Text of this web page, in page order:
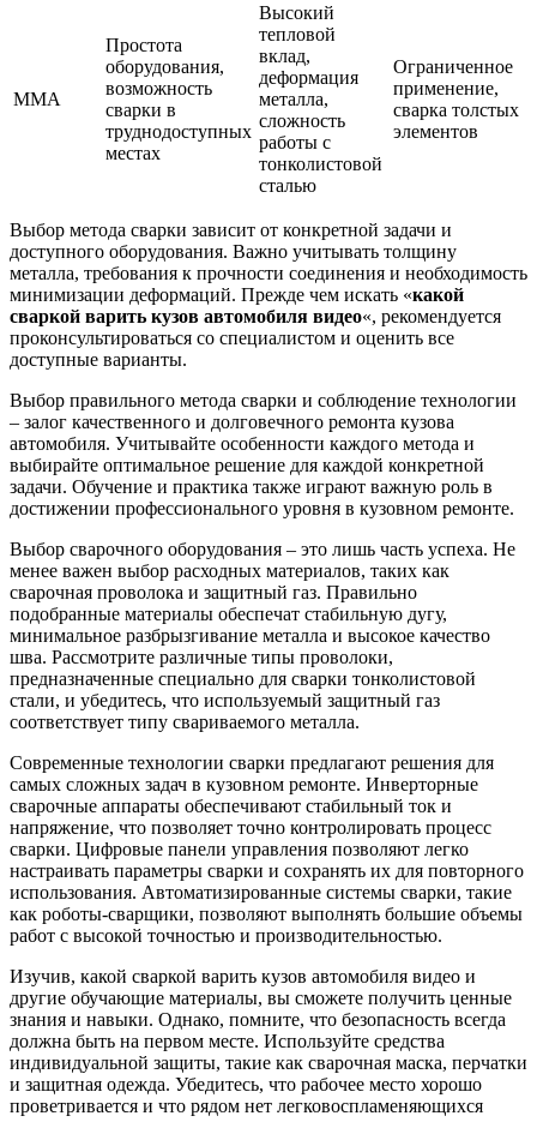
MMA
Простота
оборудования,
возможность
сварки в
труднодоступных
местах
Высокий
тепловой
вклад,
деформация
металла,
сложность
работы с
тонколистовой
сталью
Ограниченное
применение,
сварка толстых
элементов
Выбор метода сварки зависит от конкретной задачи и
доступного оборудования. Важно учитывать толщину
металла, требования к прочности соединения и необходимость
минимизации деформаций. Прежде чем искать «какой
сваркой варить кузов автомобиля видео«, рекомендуется
проконсультироваться со специалистом и оценить все
доступные варианты.
Выбор правильного метода сварки и соблюдение технологии
– залог качественного и долговечного ремонта кузова
автомобиля. Учитывайте особенности каждого метода и
выбирайте оптимальное решение для каждой конкретной
задачи. Обучение и практика также играют важную роль в
достижении профессионального уровня в кузовном ремонте.
Выбор сварочного оборудования – это лишь часть успеха. Не
менее важен выбор расходных материалов, таких как
сварочная проволока и защитный газ. Правильно
подобранные материалы обеспечат стабильную дугу,
минимальное разбрызгивание металла и высокое качество
шва. Рассмотрите различные типы проволоки,
предназначенные специально для сварки тонколистовой
стали, и убедитесь, что используемый защитный газ
соответствует типу свариваемого металла.
Современные технологии сварки предлагают решения для
самых сложных задач в кузовном ремонте. Инверторные
сварочные аппараты обеспечивают стабильный ток и
напряжение, что позволяет точно контролировать процесс
сварки. Цифровые панели управления позволяют легко
настраивать параметры сварки и сохранять их для повторного
использования. Автоматизированные системы сварки, такие
как роботы-сварщики, позволяют выполнять большие объемы
работ с высокой точностью и производительностью.
Изучив, какой сваркой варить кузов автомобиля видео и
другие обучающие материалы, вы сможете получить ценные
знания и навыки. Однако, помните, что безопасность всегда
должна быть на первом месте. Используйте средства
индивидуальной защиты, такие как сварочная маска, перчатки
и защитная одежда. Убедитесь, что рабочее место хорошо
проветривается и что рядом нет легковоспламеняющихся